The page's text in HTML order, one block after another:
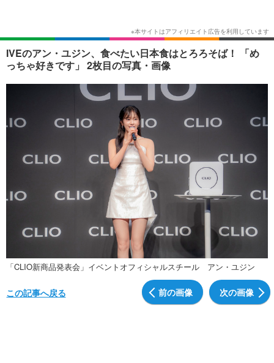
ショッピング その他
IVEのアン・ユジン、食べたい日本食はとろろそば！ 「め
っちゃ好きです」 2枚目の写真・画像
「CLIO新商品発表会」イベントオフィシャルスチール アン・ユジン
前の画像 次の画像
この記事へ戻る